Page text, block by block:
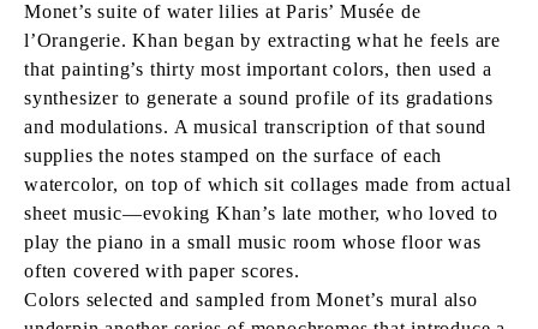
Monet’s suite of water lilies at Paris’ Musée de
l’Orangerie. Khan began by extracting what he feels are
that painting’s thirty most important colors, then used a
synthesizer to generate a sound profile of its gradations
and modulations. A musical transcription of that sound
supplies the notes stamped on the surface of each
watercolor, on top of which sit collages made from actual
sheet music—evoking Khan’s late mother, who loved to
play the piano in a small music room whose floor was
often covered with paper scores.
Colors selected and sampled from Monet’s mural also